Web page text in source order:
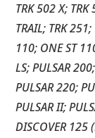
TRK 502 X;
TRAIL; TRK
110; ONE ST
LS; PULSAR
PULSAR 220;
PULSAR II;
DISCOVER 125